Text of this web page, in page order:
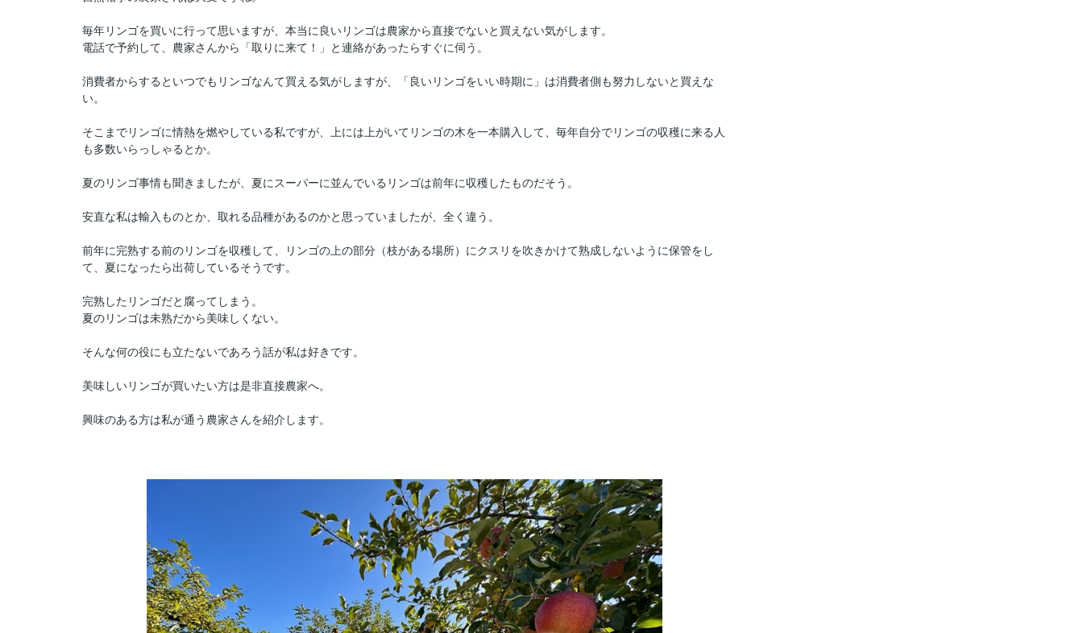
毎年リンゴを買いに行って思いますが、本当に良いリンゴは農家から直接でないと買えない気がします。
電話で予約して、農家さんから「取りに来て！」と連絡があったらすぐに伺う。
消費者からするといつでもリンゴなんて買える気がしますが、「良いリンゴをいい時期に」は消費者側も努力しないと買えな
い。
そこまでリンゴに情熱を燃やしている私ですが、上には上がいてリンゴの木を一本購入して、毎年自分でリンゴの収穫に来る人
も多数いらっしゃるとか。
夏のリンゴ事情も聞きましたが、夏にスーパーに並んでいるリンゴは前年に収穫したものだそう。
安直な私は輸入ものとか、取れる品種があるのかと思っていましたが、全く違う。
前年に完熟する前のリンゴを収穫して、リンゴの上の部分（枝がある場所）にクスリを吹きかけて熟成しないように保管をし
て、夏になったら出荷しているそうです。
完熟したリンゴだと腐ってしまう。
夏のリンゴは未熟だから美味しくない。
そんな何の役にも立たないであろう話が私は好きです。
美味しいリンゴが買いたい方は是非直接農家へ。
興味のある方は私が通う農家さんを紹介します。